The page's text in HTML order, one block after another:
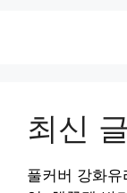
최신 글
풀커버 강화